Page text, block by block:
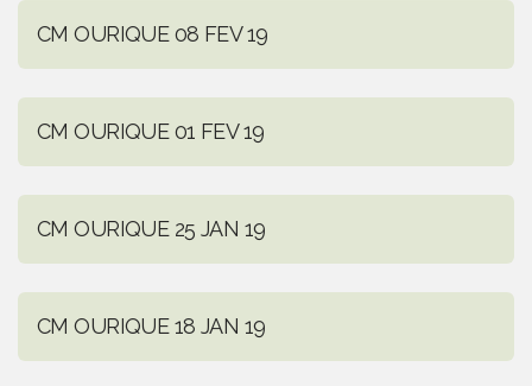
CM OURIQUE 08 FEV 19
CM OURIQUE 01 FEV 19
CM OURIQUE 25 JAN 19
CM OURIQUE 18 JAN 19